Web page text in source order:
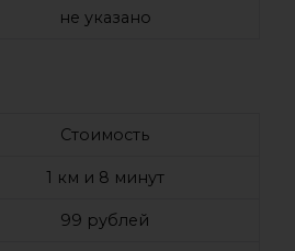
не указано
Стоимость
1 км и 8 минут
99 рублей